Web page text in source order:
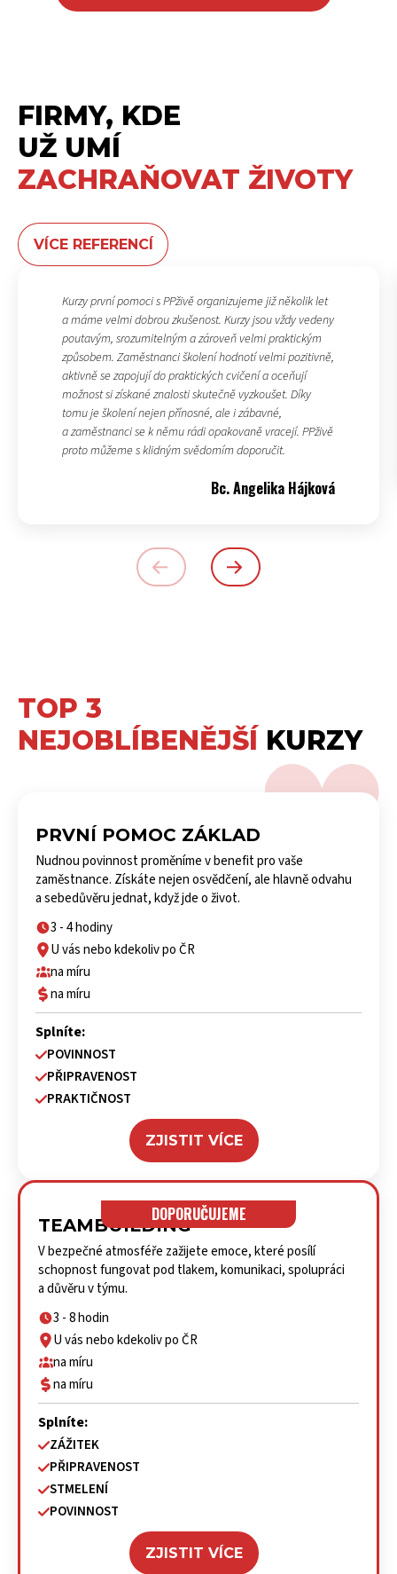
FIRMY, KDE
UŽ UMÍ
ZACHRAŇOVAT ŽIVOTY
VÍCE REFERENCÍ
Kurzy první pomoci s PPživě organizujeme již několik let
a máme velmi dobrou zkušenost. Kurzy jsou vždy vedeny
poutavým, srozumitelným a zároveň velmi praktickým
způsobem. Zaměstnanci školení hodnotí velmi pozitivně,
aktivně se zapojují do praktických cvičení a oceňují
možnost si získané znalosti skutečně vyzkoušet. Díky
tomu je školení nejen přínosné, ale i zábavné,
a zaměstnanci se k němu rádi opakovaně vracejí. PPživě
proto můžeme s klidným svědomím doporučit.
Bc. Angelika Hájková
TOP 3
NEJOBLÍBENĚJŠÍ KURZY
PRVNÍ POMOC ZÁKLAD
Nudnou povinnost proměníme v benefit pro vaše
zaměstnance. Získáte nejen osvědčení, ale hlavně odvahu
a sebedůvěru jednat, když jde o život.
3 - 4 hodiny
U vás nebo kdekoliv po ČR
na míru
na míru
Splníte:
POVINNOST
PŘIPRAVENOST
PRAKTIČNOST
ZJISTIT VÍCE
DOPORUČUJEME
TEAMBUILDING
V bezpečné atmosféře zažijete emoce, které posílí
schopnost fungovat pod tlakem, komunikaci, spolupráci
a důvěru v týmu.
3 - 8 hodin
U vás nebo kdekoliv po ČR
na míru
na míru
Splníte:
ZÁŽITEK
PŘIPRAVENOST
STMELENÍ
POVINNOST
ZJISTIT VÍCE